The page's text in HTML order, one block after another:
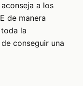
a los
de manera
la
conseguir una